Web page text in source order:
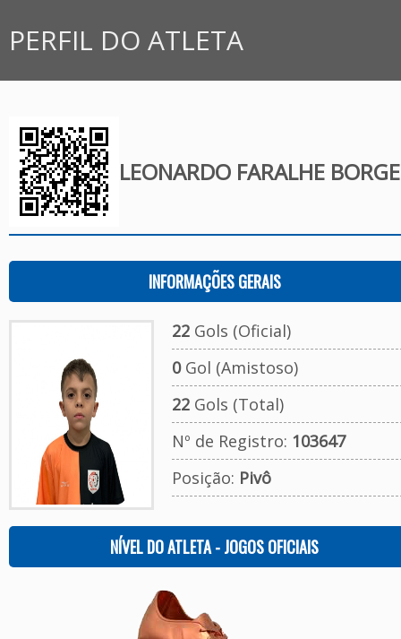
PERFIL DO ATLETA
LEONARDO FARALHE
INFORMAÇÕES GERAIS
22Gols (Oficial)
0Gol (Amistoso)
22Gols (Total)
Nº de Registro: 103647
Posição: Pivô
NÍVEL DO ATLETA - JOGOS OFICIAIS